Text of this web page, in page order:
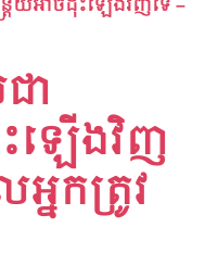
រៃយ៍អាច​ដុះឡើងវិញទេ –
ា
ឡើងវិញ
នកត្រូវ